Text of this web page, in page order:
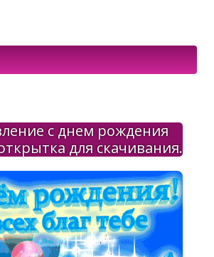
с днем рождения
для скачивания.